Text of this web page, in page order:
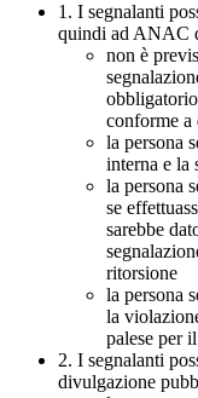
1. I segnalanti
quindi ad ANAC
non è
conforme a
la persona
interna e la
la persona
se
sarebbe
ritorsione
la persona
la
palese per
2. I segnalanti
divulgazione